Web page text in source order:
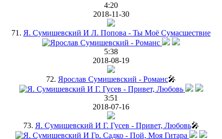
4:20
2018-11-30
71. Я. Сумишевский И Л. Попова - Ты Моё Сумасшествие
5:38
2018-08-19
72. Ярослав Сумишевский - Романс🎤
3:51
2018-07-16
73. Я. Сумишевский И Г. Гусев - Привет, Любовь🎤